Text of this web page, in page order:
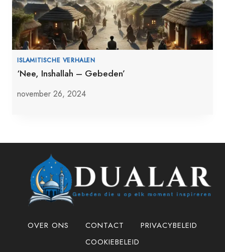
ISLAMITISCHE VERHALEN
‘Nee, Inshallah – Gebeden’
november 26, 2024
OVER ONS CONTACT
PRIVACYBELEID
COOKIEBELEID